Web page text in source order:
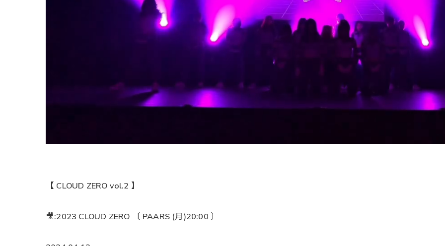
【 CLOUD ZERO vol.2 】
🎥:2023 CLOUD ZERO 〔 PAARS (月)20:00 〕